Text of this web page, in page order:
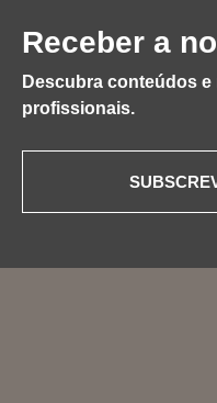
Receber a
Descubra conteúdos
profissionais.